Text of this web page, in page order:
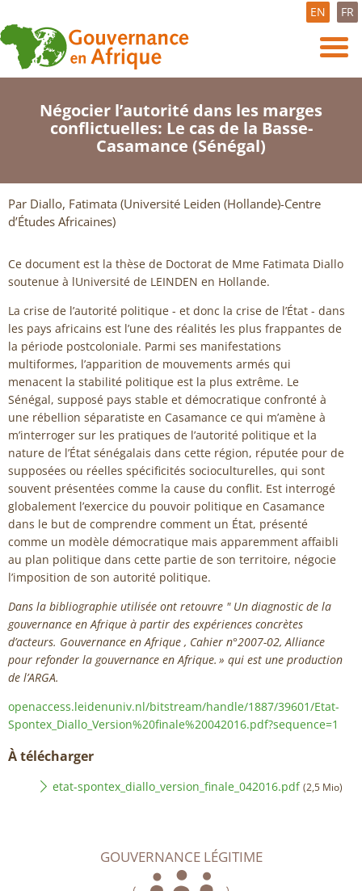
EN FR
Négocier l’autorité dans les marges
conflictuelles: Le cas de la Basse-
Casamance (Sénégal)
Par Diallo, Fatimata (Université Leiden (Hollande)-Centre
d’Études Africaines)
Ce document est la thèse de Doctorat de Mme Fatimata Diallo
soutenue à lUniversité de LEINDEN en Hollande.
La crise de l’autorité politique - et donc la crise de l’État - dans
les pays africains est l’une des réalités les plus frappantes de
la période postcoloniale. Parmi ses manifestations
multiformes, l’apparition de mouvements armés qui
menacent la stabilité politique est la plus extrême. Le
Sénégal, supposé pays stable et démocratique confronté à
une rébellion séparatiste en Casamance ce qui m’amène à
m’interroger sur les pratiques de l’autorité politique et la
nature de l’État sénégalais dans cette région, réputée pour de
supposées ou réelles spécificités socioculturelles, qui sont
souvent présentées comme la cause du conflit. Est interrogé
globalement l’exercice du pouvoir politique en Casamance
dans le but de comprendre comment un État, présenté
comme un modèle démocratique mais apparemment affaibli
au plan politique dans cette partie de son territoire, négocie
l’imposition de son autorité politique.
Dans la bibliographie utilisée ont retouvre " Un diagnostic de la
gouvernance en Afrique à partir des expériences concrètes
d’acteurs. Gouvernance en Afrique , Cahier n°2007-02, Alliance
pour refonder la gouvernance en Afrique. » qui est une production
de l’ARGA.
openaccess.leidenuniv.nl/bitstream/handle/1887/39601/Etat-
Spontex_Diallo_Version%20finale%20042016.pdf?sequence=1
À télécharger
etat-spontex_diallo_version_finale_042016.pdf (2,5 Mio)
GOUVERNANCE LÉGITIME